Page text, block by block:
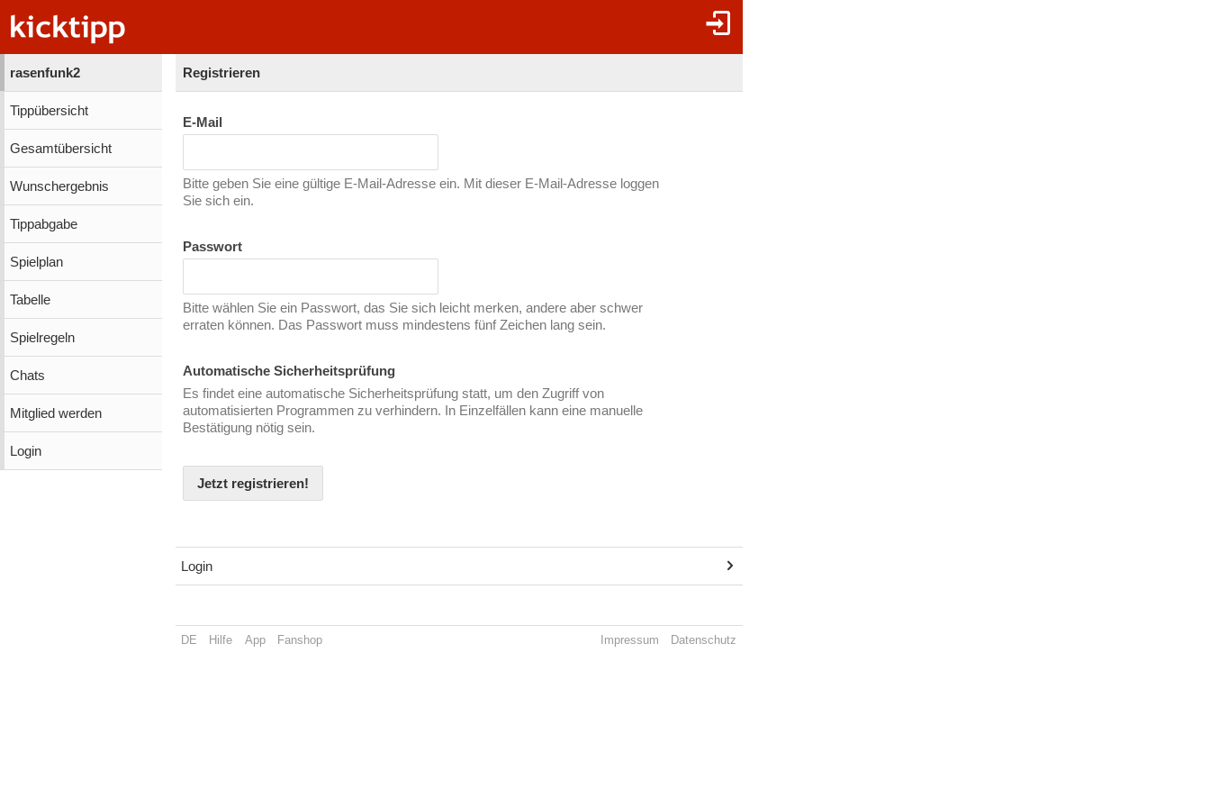
rasenfunk2
Tippübersicht
Gesamtübersicht
Wunschergebnis
Tippabgabe
Spielplan
Tabelle
Spielregeln
Chats
Mitglied werden
Login
Registrieren
E-Mail
Bitte geben Sie eine gültige E-Mail-Adresse ein. Mit dieser E-Mail-Adresse loggen
Sie sich ein.
Passwort
Bitte wählen Sie ein Passwort, das Sie sich leicht merken, andere aber schwer
erraten können. Das Passwort muss mindestens fünf Zeichen lang sein.
Automatische Sicherheitsprüfung
Es findet eine automatische Sicherheitsprüfung statt, um den Zugriff von
automatisierten Programmen zu verhindern. In Einzelfällen kann eine manuelle
Bestätigung nötig sein.
Jetzt registrieren!
Login
DE Hilfe App Fanshop Impressum Datenschutz